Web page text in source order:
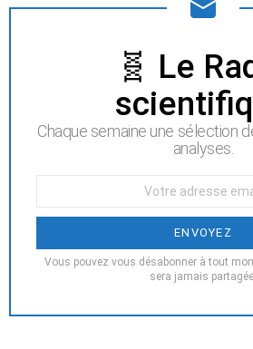
NEWSLETTER🧬 Le
Chaque semaine une sélection
analyses.
:
Vous pouvez vous désabonner à tout
sera jamais